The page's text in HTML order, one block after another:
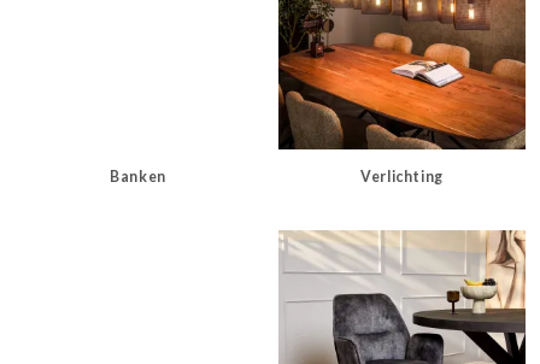
Banken Verlichting